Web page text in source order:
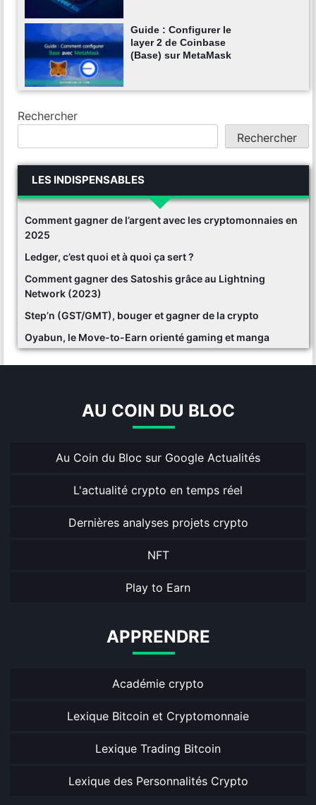
Guide : Configurer le
layer 2 de Coinbase
(Base) sur MetaMask
Rechercher
Rechercher
LES INDISPENSABLES
Comment gagner de l’argent avec les cryptomonnaies en
2025
Ledger, c’est quoi et à quoi ça sert ?
Comment gagner des Satoshis grâce au Lightning
Network (2023)
Step’n (GST/GMT), bouger et gagner de la crypto
Oyabun, le Move-to-Earn orienté gaming et manga
AU COIN DU BLOC
Au Coin du Bloc sur Google Actualités
L'actualité crypto en temps réel
Dernières analyses projets crypto
NFT
Play to Earn
APPRENDRE
Académie crypto
Lexique Bitcoin et Cryptomonnaie
Lexique Trading Bitcoin
Lexique des Personnalités Crypto